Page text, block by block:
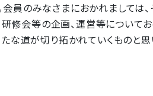
員のみなさまにおかれましては
研修会等の企画、運営等について
道が切り拓かれていくものと思